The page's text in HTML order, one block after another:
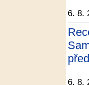
6. 8.
6. 8.